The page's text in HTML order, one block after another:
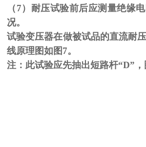
（7）耐压试验前后应测量绝缘
况。
试验变压器在做被试品的直流耐
线原理图如图7。
注：此试验应先抽出短路杆“D”，